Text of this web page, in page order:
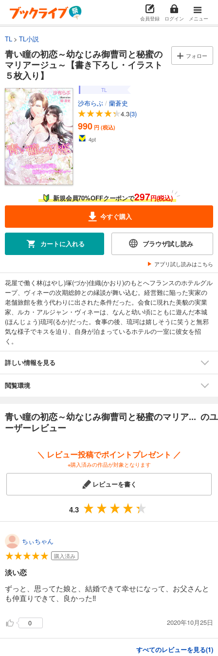
会員登録 ログイン メニュー
TL TL小説
青い瞳の初恋～幼なじみ御曹司と秘蜜の
マリアージュ～【書き下ろし・イラスト
５枚入り】
フォロー
TL
沙布らぶ / 蘭蒼史
4.3(3)
990 円 (税込)
4pt
新規会員70%OFFクーポンで297円(税込)
今すぐ購入
カートに入れる ブラウザ試し読み
アプリ試し読みはこちら
花屋で働く林(はやし)塚(づか)佳織(かおり)のもとへフランスのホテルグル
ープ、ヴィネーの次期総帥との縁談が舞い込む。経営難に陥った実家の
老舗旅館を救う代わりに出された条件だった。会食に現れた美貌の実業
家、ルカ・アルジャン・ヴィネーは、なんと幼い頃にともに遊んだ本城
(ほんじょう)琉珂(るか)だった。食事の後、琉珂は嬉しそうに笑うと無邪
気な様子でキスを迫り、自身が泊まっているホテルの一室に彼女を招
く。
詳しい情報を見る
閲覧環境
青い瞳の初恋～幼なじみ御曹司と秘蜜のマリア... のユ
ーザーレビュー
＼ レビュー投稿でポイントプレゼント ／
※購入済みの作品が対象となります
レビューを書く
4.3
ちぃちゃん
購入済み
淡い恋
ずっと、思ってた娘と、結婚できて幸せになって、お父さんと
も仲直りできて、良かった‼️
0 2020年10月25日
すべてのレビューを見る(1)